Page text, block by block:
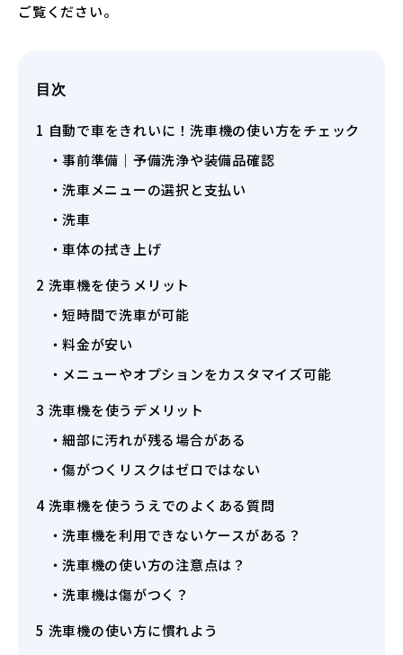
ご覧ください。
目次
1 自動で車をきれいに！洗車機の使い方をチェック
事前準備｜予備洗浄や装備品確認
洗車メニューの選択と支払い
洗車
車体の拭き上げ
2 洗車機を使うメリット
短時間で洗車が可能
料金が安い
メニューやオプションをカスタマイズ可能
3 洗車機を使うデメリット
細部に汚れが残る場合がある
傷がつくリスクはゼロではない
4洗車機を使ううえでのよくある質問
洗車機を利用できないケースがある？
洗車機の使い方の注意点は？
洗車機は傷がつく？
5 洗車機の使い方に慣れよう